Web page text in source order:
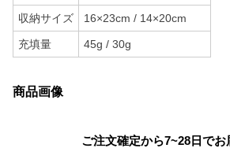
収納サイズ 16×23cm / 14×20cm
充填量 45g / 30g
商品画像
ご注文確定から7~28日でお